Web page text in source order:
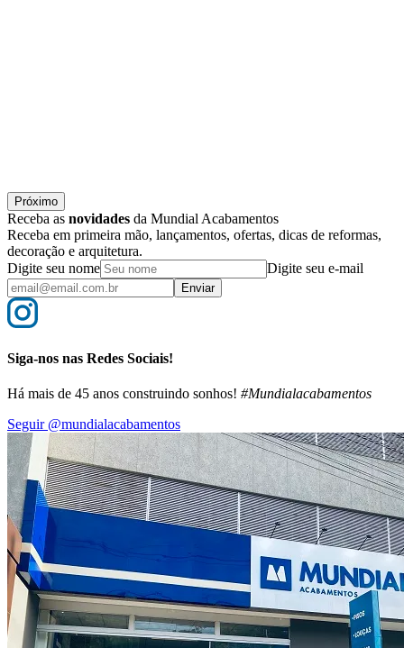
Próximo
Receba as novidades da Mundial Acabamentos
Receba em primeira mão, lançamentos, ofertas, dicas de reformas,
decoração e arquitetura.
Digite seu nome
Digite seu e-mail
Enviar
Siga-nos nas Redes Sociais!
Há mais de 45 anos construindo sonhos! #Mundialacabamentos
Seguir @mundialacabamentos